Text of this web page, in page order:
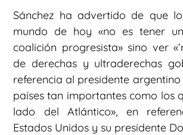
Sánchez ha advertido de que
mundo de hoy «no es tener
coalición progresista» sino ver
de derechas y ultraderechas
referencia al presidente
países tan importantes como los
lado del Atlántico», en
Estados Unidos y su presidente